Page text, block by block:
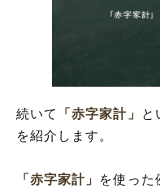
続いて 「赤字家計」
と
を紹介します。
「赤字家計」 を使った